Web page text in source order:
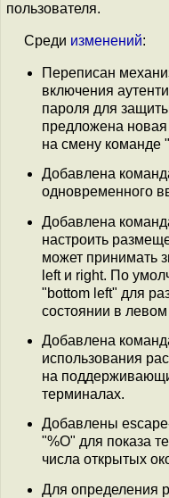
пользователя.
Среди изменений:
Переписан
включения
пароля для
предложена
на смену команде
Добавлена
одновременного
Добавлена
настроить
может принимать
left и right. По
"bottom left" для
состоянии в
Добавлена
использования
на
терминалах.
Добавлены
"%O" для показа
числа открытых
Для определения